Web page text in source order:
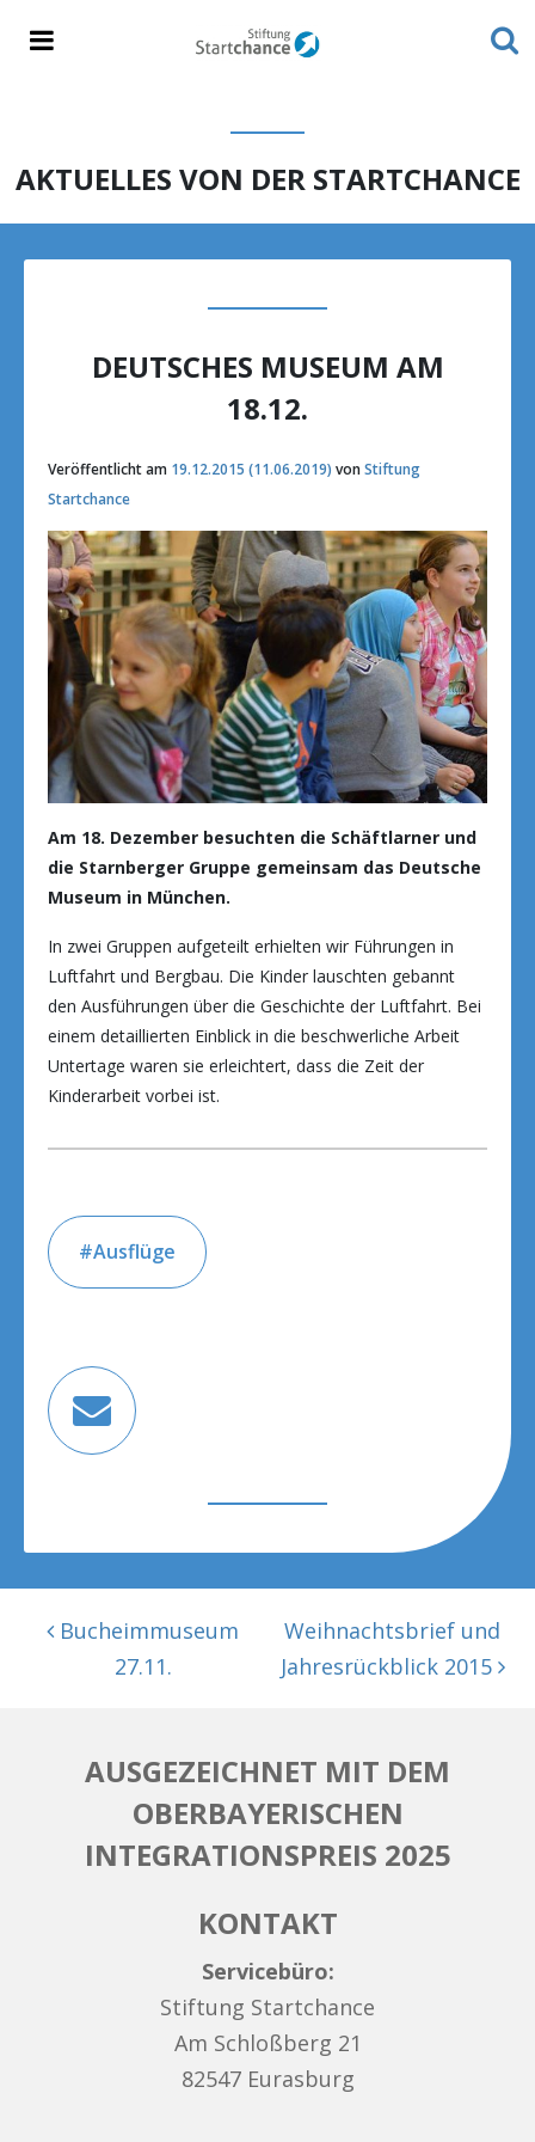
AKTUELLES VON DER STARTCHANCE
DEUTSCHES MUSEUM AM
18.12.
Veröffentlicht am 19.12.2015 (11.06.2019) vonStiftung
Startchance
Am 18. Dezember besuchten die Schäftlarner und
die Starnberger Gruppe gemeinsam das Deutsche
Museum in München.
In zwei Gruppen aufgeteilt erhielten wir Führungen in
Luftfahrt und Bergbau. Die Kinder lauschten gebannt
den Ausführungen über die Geschichte der Luftfahrt. Bei
einem detaillierten Einblick in die beschwerliche Arbeit
Untertage waren sie erleichtert, dass die Zeit der
Kinderarbeit vorbei ist.
Ausflüge
Bucheimmuseum
27.11.
Weihnachtsbrief und
Jahresrückblick 2015
AUSGEZEICHNET MIT DEM
OBERBAYERISCHEN
INTEGRATIONSPREIS 2025
KONTAKT
Servicebüro:
Stiftung Startchance
Am Schloßberg 21
82547 Eurasburg